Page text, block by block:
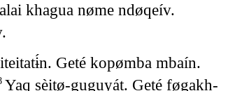
khagua nøme ndøqeív.
Geté kopømba mbaín.
Yaq sèitø-guguyát. Geté føgakh-